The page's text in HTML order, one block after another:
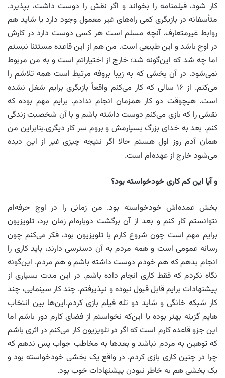
کار شود، فیلمنامه را بخواند و اگر نقش را دوست داشت، بپذیرد.
متأسفانه در بازیگری کمی راه‌های غیر معمول وجود دارد یا شاید هم
روابط غیرمتعارف. آنچه مسلم است هر کسی دوست دارد در کارش
در اوج باشد و این طبیعی است. من هم از این قاعده مستثنا نیستم
اما چه شد که این‌گونه شد؛ خارج از اختیاراتم است و به من مربوط
نمی‌شود. در آن بخشی که به زیبا بروفه مرتبط است همه تلاشم را
می‌کنم. از ۱۶ سالی که کار می‌کنم واقعاً بازیگری برایم شغل نشده
است. هیچوقت دو کار همزمان انجام ندادم. برایم مهم بوده که
نقشی را که بازی می‌کنم دوست داشته باشم و با آن شخصیت زندگی
کنم. بعد به خدای بزرگ بسپارمش و بروم سر کار دیگری.بنابراین من
همان آدم روز اول هستم حالا اگر نتیجه چیزی غیر از این دیده
می‌شود خارج از عهده‌ام است.
و آیا این کم کاری خودخواسته بود؟
بخش عمده‌اش خودخواسته بود. من زمانی را در اوج حرفه‌ام
نتوانستم کار کنم و بعد از آن برگشت دوباره‌ام زمان برد، تلویزیون
برایم مهم است چون شروع کارم با تلویزیون بود، فکر می‌کنم چون
رسانه عمومی است و همه مردم به آن دسترسی دارند، باید کاری را
انجام بدهم که هم خودم دوست داشته باشم و هم مردم. این‌گونه
نگاه نکردم که فقط کاری انجام داده باشم. در این مدت بسیاری از
پیشنهادات برایم قابل قبول نبوده و نپذیرفتم. چند کار سینمایی، چند
کار شبکه خانگی و شاید دو تله فیلم بازی کردم.این‌ها بین انتخاب
هایم گزینه بهتر بوده یا این‌که نخواستم از فضای کارم دور باشم اما
این جزو قاعده کارم است که اگر در تلویزیون کار می‌کنم در اثری باشم
که توهین به مردم نباشد و بعدها به مخاطب جواب پس ندهم که
چرا در چنین کاری بازی کردم. در واقع یک بخشی خودخواسته بود و
یک بخشی هم به خاطر نبودن پیشنهادات خوب بود.